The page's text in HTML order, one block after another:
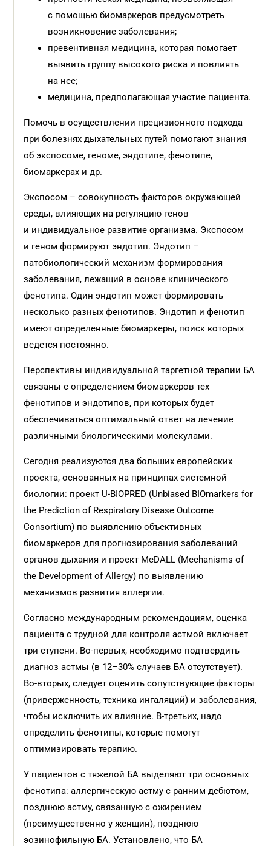
с помощью биомаркеров предусмотреть
возникновение заболевания;
превентивная медицина, которая помогает
выявить группу высокого риска и повлиять
на нее;
медицина, предполагающая участие пациента.
Помочь в осуществлении прецизионного подхода
при болезнях дыхательных путей помогают знания
об экспосоме, геноме, эндотипе, фенотипе,
биомаркерах и др.
Экспосом – совокупность факторов окружающей
среды, влияющих на регуляцию генов
и индивидуальное развитие организма. Экспосом
и геном формируют эндотип. Эндотип –
патобиологический механизм формирования
заболевания, лежащий в основе клинического
фенотипа. Один эндотип может формировать
несколько разных фенотипов. Эндотип и фенотип
имеют определенные биомаркеры, поиск которых
ведется постоянно.
Перспективы индивидуальной таргетной терапии БА
связаны с определением биомаркеров тех
фенотипов и эндотипов, при которых будет
обеспечиваться оптимальный ответ на лечение
различными биологическими молекулами.
Сегодня реализуются два больших европейских
проекта, основанных на принципах системной
биологии: проект U-BIOPRED (Unbiased BIOmarkers for
the Prediction of Respiratory Disease Outcome
Consortium) по выявлению объективных
биомаркеров для прогнозирования заболеваний
органов дыхания и проект MeDALL (Mechanisms of
the Development of Allergy) по выявлению
механизмов развития аллергии.
Согласно международным рекомендациям, оценка
пациента с трудной для контроля астмой включает
три ступени. Во-первых, необходимо подтвердить
диагноз астмы (в 12–30% случаев БА отсутствует).
Во-вторых, следует оценить сопутствующие факторы
(приверженность, техника ингаляций) и заболевания,
чтобы исключить их влияние. В-третьих, надо
определить фенотипы, которые помогут
оптимизировать терапию.
У пациентов с тяжелой БА выделяют три основных
фенотипа: аллергическую астму с ранним дебютом,
позднюю астму, связанную с ожирением
(преимущественно у женщин), позднюю
эозинофильную БА. Установлено, что БА